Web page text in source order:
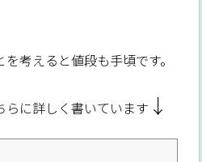
考えると値段も手頃です。
らに詳しく書いています ↓